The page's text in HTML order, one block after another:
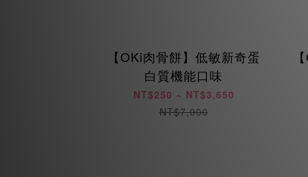
【OKi肉骨餅】低敏新奇蛋
白質機能口味
NT$250 ~ NT$3,650
NT$7,000